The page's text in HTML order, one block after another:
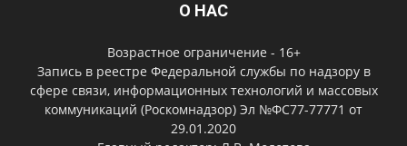
О НАС
Возрастное ограничение - 16+
Запись в реестре Федеральной службы по надзору в
сфере связи, информационных технологий и массовых
коммуникаций (Роскомнадзор) Эл №ФС77-77771 от
29.01.2020